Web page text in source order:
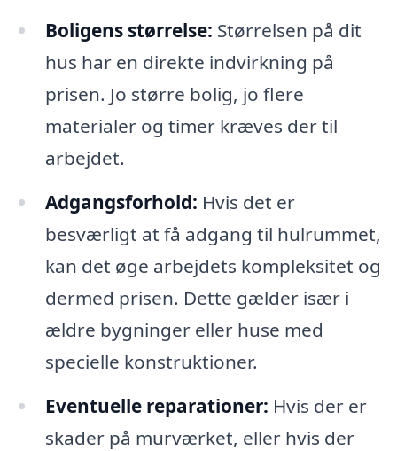
Boligens størrelse: Størrelsen på dit
hus har en direkte indvirkning på
prisen. Jo større bolig, jo flere
materialer og timer kræves der til
arbejdet.
Adgangsforhold: Hvis det er
besværligt at få adgang til hulrummet,
kan det øge arbejdets kompleksitet og
dermed prisen. Dette gælder især i
ældre bygninger eller huse med
specielle konstruktioner.
Eventuelle reparationer: Hvis der er
skader på murværket, eller hvis der